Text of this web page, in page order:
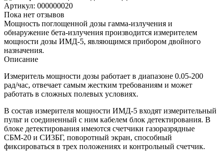
Артикул: 000000020
Пока нет отзывов
Мощность поглощенной дозы гамма-излучения и
обнаружение бета-излучения производится измерителем
мощности дозы ИМД-5, являющимся прибором двойного
назначения.
Описание
Измеритель мощности дозы работает в диапазоне 0.05-200
рад/час, отвечает самым жестким требованиям и может
работать в сложных полевых условиях.
В состав измерителя мощности ИМД-5 входят измерительный
пульт и соединенный с ним кабелем блок детектирования. В
блоке детектирования имеются счетчики газоразрядные
СБМ-20 и СИ3БГ, поворотный экран, способный
фиксироваться в трех положениях и контрольный счетчик.